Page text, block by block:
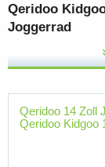
Qeridoo
Joggerrad
Qeridoo 14 Zoll
Qeridoo Kidgoo